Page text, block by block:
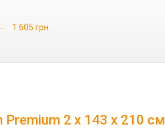
1 605 грн.
Premium 2 x 143 x 210 см